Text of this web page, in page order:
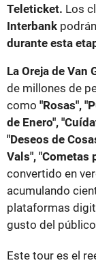
Teleticket. Los
Interbank
durante esta
La Oreja de Van
de millones de
como "Rosas",
de Enero",
"Deseos de
Vals", "Cometas
convertido en
acumulando
plataformas
gusto del
Este tour es el